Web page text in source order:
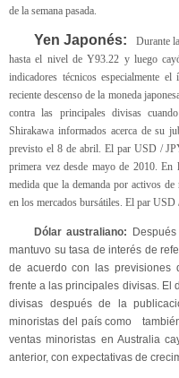
de la semana pasada.
Yen Japonés:
Durante
hasta el nivel de Y93.22 y luego
indicadores técnicos especialmente
reciente descenso de la moneda
contra las principales divisas
Shirakawa informados acerca de su
previsto el 8 de abril. El par USD /
primera vez desde mayo de 2010. En
medida que la demanda por activos
en los mercados bursátiles. El par
Dólar australiano:
mantuvo su tasa de interés de
de acuerdo con las previsiones
frente a las principales divisas. El
divisas después de la
minoristas del país como
ventas minoristas en Australia
anterior, con expectativas de